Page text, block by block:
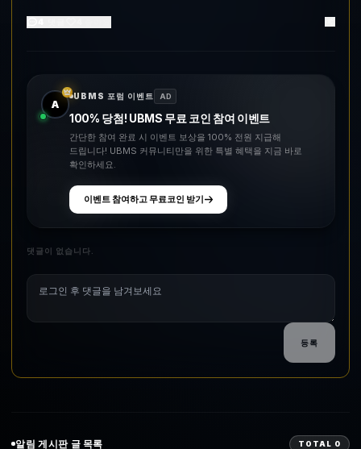
A
UBMS 포럼 이벤트 AD
100% 당첨! UBMS 무료 코인 참여 이벤트
간단한 참여 완료 시 이벤트 보상을 100% 전원 지급해
드립니다! UBMS 커뮤니티만을 위한 특별 혜택을 지금 바로
확인하세요.
이벤트 참여하고 무료코인 받기
댓글이 없습니다.
등록
알림 게시판 글 목록 TOTAL 0